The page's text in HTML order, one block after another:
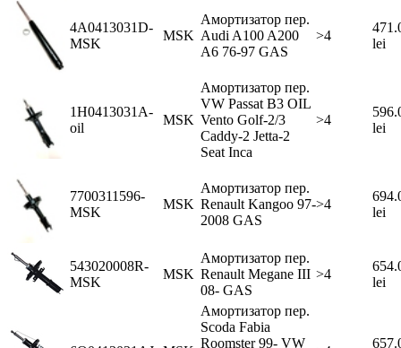
4A0413031D-
MSK
MSK
Амортизатор пер.
Audi A100 A200
A6 76-97 GAS
>4
lei
1H0413031A-
oil
MSK
Амортизатор пер.
VW Passat B3 OIL
Vento Golf-2/3
Caddy-2 Jetta-2
Seat Inca
>4
lei
7700311596-
MSK
MSK
Амортизатор пер.
Renault Kangoo 97-
2008 GAS
>4
lei
543020008R-
MSK
MSK
Амортизатор пер.
Renault Megane III
08- GAS
>4
lei
Амортизатор пер.
Scoda Fabia
Roomster 99- VW